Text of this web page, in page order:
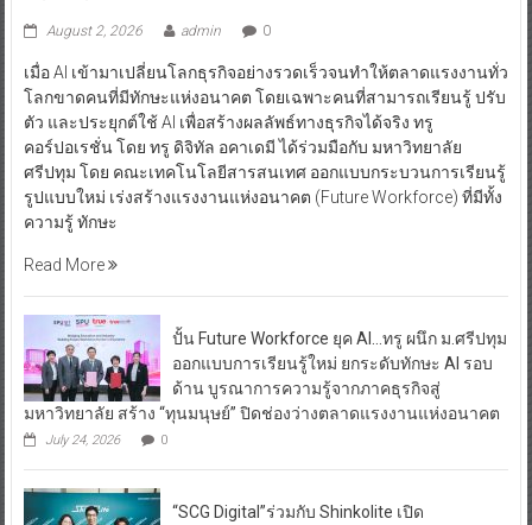
August 2, 2026 admin 0
เมื่อ AI เข้ามาเปลี่ยนโลกธุรกิจอย่างรวดเร็วจนทำให้ตลาดแรงงานทั่ว
โลกขาดคนที่มีทักษะแห่งอนาคต โดยเฉพาะคนที่สามารถเรียนรู้ ปรับ
ตัว และประยุกต์ใช้ AI เพื่อสร้างผลลัพธ์ทางธุรกิจได้จริง ทรู
คอร์ปอเรชั่น โดย ทรู ดิจิทัล อคาเดมี ได้ร่วมมือกับ มหาวิทยาลัย
ศรีปทุม โดย คณะเทคโนโลยีสารสนเทศ ออกแบบกระบวนการเรียนรู้
รูปแบบใหม่ เร่งสร้างแรงงานแห่งอนาคต (Future Workforce) ที่มีทั้ง
ความรู้ ทักษะ
Read More
ปั้น Future Workforce ยุค AI…ทรู ผนึก ม.ศรีปทุม
ออกแบบการเรียนรู้ใหม่ ยกระดับทักษะ AI รอบ
ด้าน บูรณาการความรู้จากภาคธุรกิจสู่
มหาวิทยาลัย สร้าง “ทุนมนุษย์” ปิดช่องว่างตลาดแรงงานแห่งอนาคต
July 24, 2026 0
“SCG Digital”ร่วมกับ Shinkolite เปิด